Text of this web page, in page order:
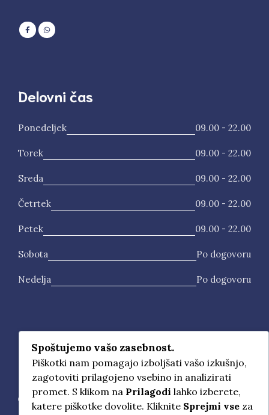
Delovni čas
Ponedeljek 09.00 - 22.00
Torek 09.00 - 22.00
Sreda 09.00 - 22.00
Četrtek 09.00 - 22.00
Petek 09.00 - 22.00
Sobota Po dogovoru
Nedelja Po dogovoru
Kontaktni podatki
Vrbanska cesta 12a, 2000 Maribor
051 428 201
Spoštujemo vašo zasebnost.
Piškotki nam pomagajo izboljšati vašo izkušnjo,
zagotoviti prilagojeno vsebino in analizirati
promet. S klikom na Prilagodi lahko izberete,
katere piškotke dovolite. Kliknite Sprejmi vse za